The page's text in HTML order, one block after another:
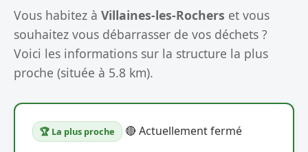
Vous habitez à Villaines-les-Rochers et vous
souhaitez vous débarrasser de vos déchets ?
Voici les informations sur la structure la plus
proche (située à 5.8 km).
🏆 La plus proche 🔴 Actuellement fermé